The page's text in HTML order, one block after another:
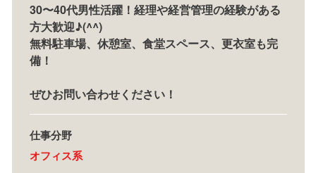
30〜40代男性活躍！経理や経営管理の経験がある
方大歓迎♪(^^)
無料駐車場、休憩室、食堂スペース、更衣室も完
備！
ぜひお問い合わせください！
仕事分野
オフィス系